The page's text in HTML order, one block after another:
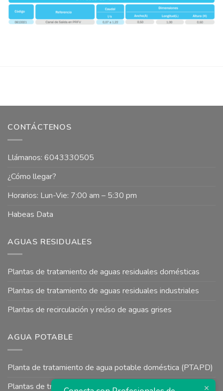
CONTÁCTENOS
Llámanos: 6043330505
¿Cómo llegar?
Horarios: Lun-Vie: 7:00 am – 5:30 pm
Habeas Data
AGUAS RESIDUALES
Plantas de tratamiento de aguas residuales domésticas
Plantas de tratamiento de aguas residuales industriales
Plantas de recirculación y reúso de aguas grises
AGUA POTABLE
Planta de tratamiento de agua potable doméstica (PTAPD)
Plantas de tratamiento de agua potable para uso industrial